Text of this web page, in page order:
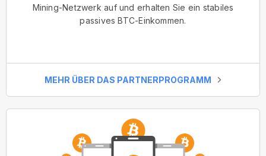
Mining-Netzwerk auf und erhalten Sie ein stabiles
passives BTC-Einkommen.
MEHR ÜBER DAS PARTNERPROGRAMM